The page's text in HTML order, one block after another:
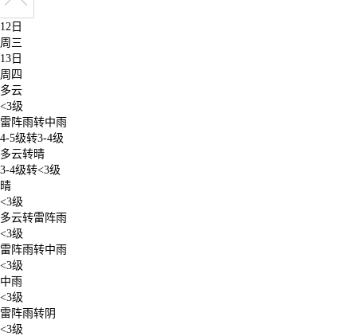
12日
周三
13日
周四
多云
<3级
雷阵雨转中雨
4-5级转3-4级
多云转晴
3-4级转<3级
晴
<3级
多云转雷阵雨
<3级
雷阵雨转中雨
<3级
中雨
<3级
雷阵雨转阴
<3级